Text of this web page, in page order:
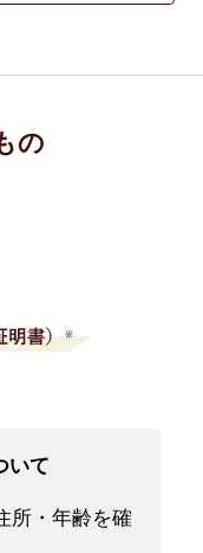
の
いて
所・年齢を確